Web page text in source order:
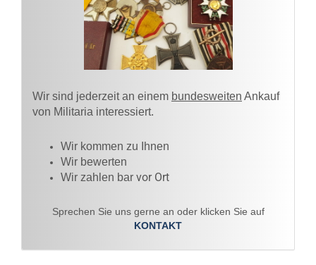
Wir sind jederzeit an einem bundesweiten Ankauf
von Militaria interessiert.
Wir kommen zu Ihnen​
Wir bewerten
Wir zahlen bar vor Ort
Sprechen Sie uns gerne an oder klicken Sie auf
KONTAKT